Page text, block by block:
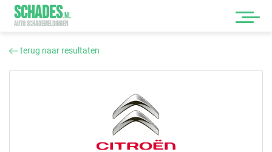
SCHADES.NL
AUTO SCHADEMELDINGEN
terug naar resultaten